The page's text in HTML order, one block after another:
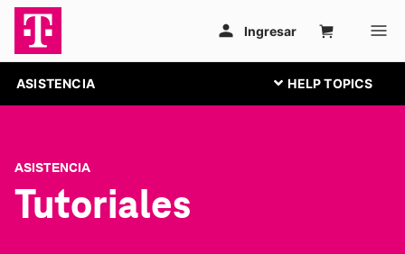
ASISTENCIA
ASISTENCIA
Tutoriales